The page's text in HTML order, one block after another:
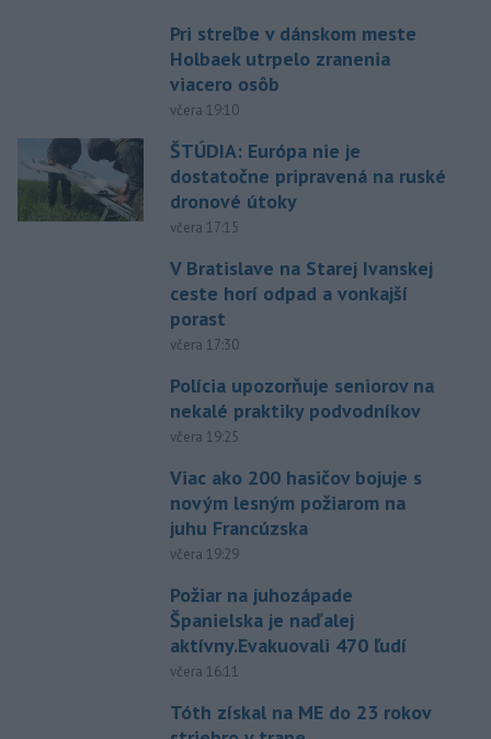
Pri streľbe v dánskom meste
Holbaek utrpelo zranenia
viacero osôb
včera 19:10
ŠTÚDIA: Európa nie je
dostatočne pripravená na ruské
dronové útoky
včera 17:15
V Bratislave na Starej Ivanskej
ceste horí odpad a vonkajší
porast
včera 17:30
Polícia upozorňuje seniorov na
nekalé praktiky podvodníkov
včera 19:25
Viac ako 200 hasičov bojuje s
novým lesným požiarom na
juhu Francúzska
včera 19:29
Požiar na juhozápade
Španielska je naďalej
aktívny.Evakuovali 470 ľudí
včera 16:11
Tóth získal na ME do 23 rokov